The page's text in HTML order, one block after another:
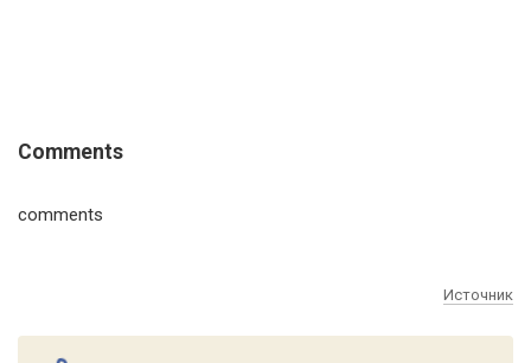
Comments
comments
Источник